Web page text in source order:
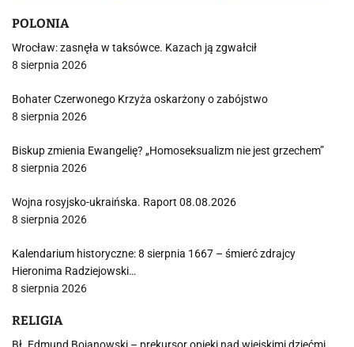
POLONIA
Wrocław: zasnęła w taksówce. Kazach ją zgwałcił
8 sierpnia 2026
Bohater Czerwonego Krzyża oskarżony o zabójstwo
8 sierpnia 2026
Biskup zmienia Ewangelię? „Homoseksualizm nie jest grzechem”
8 sierpnia 2026
Wojna rosyjsko-ukraińska. Raport 08.08.2026
8 sierpnia 2026
Kalendarium historyczne: 8 sierpnia 1667 – śmierć zdrajcy
Hieronima Radziejowski…
8 sierpnia 2026
RELIGIA